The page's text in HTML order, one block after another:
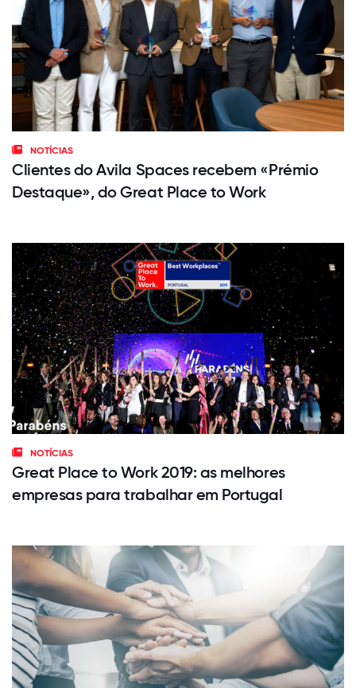
NOTÍCIAS
Clientes do Avila Spaces recebem «Prémio
Destaque», do Great Place to Work
NOTÍCIAS
Great Place to Work 2019: as melhores
empresas para trabalhar em Portugal